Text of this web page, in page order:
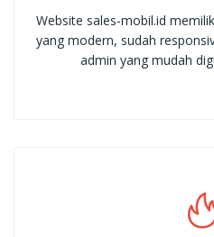
Website sales-mobil.id
yang modern, sudah
admin yang mudah